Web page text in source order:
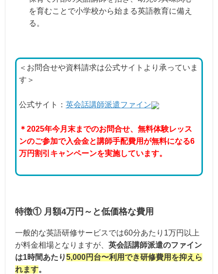
を育むことで小学校から始まる英語教育に備え
る。
＜お問合せや資料請求は公式サイトより承っていま
す＞
公式サイト： 英会話講師派遣ファイン
＊2025年今月末までのお問合せ、無料体験レッス
ンのご参加で入会金と講師手配費用が無料になる6
万円割引キャンペーンを実施しています。
特徴① 月額4万円～と低価格な費用
一般的な英語研修サービスでは60分あたり1万円以上
が料金相場となりますが、 英会話講師派遣のファイン
は1時間あたり5,000円台〜利用でき研修費用を抑えら
れます。